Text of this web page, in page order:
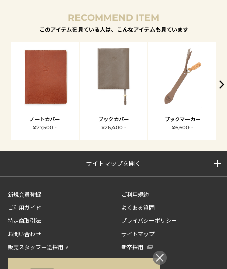
RECOMMEND ITEM
このアイテムを見ている人は、こんなアイテムも見ています
ノートカバー
¥27,500 -
ブックカバー
¥26,400 -
ブックマーカー
¥6,600 -
サイトマップを開く
新規会員登録
ご利用規約
ご利用ガイド
よくある質問
特定商取引法
プライバシーポリシー
お問い合わせ
サイトマップ
販売スタッフ中途採用
新卒採用